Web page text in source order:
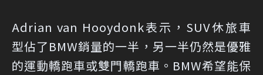
Adrian van Hooydonk表示，SUV休旅車
型佔了BMW銷量的一半，另一半仍然是優雅
的運動轎跑車或雙門轎跑車。BMW希望能保